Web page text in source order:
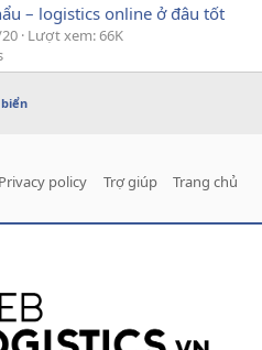
– logistics online ở đâu tốt
Lượt xem: 66K
Privacy policy Trợ giúp Trang chủ